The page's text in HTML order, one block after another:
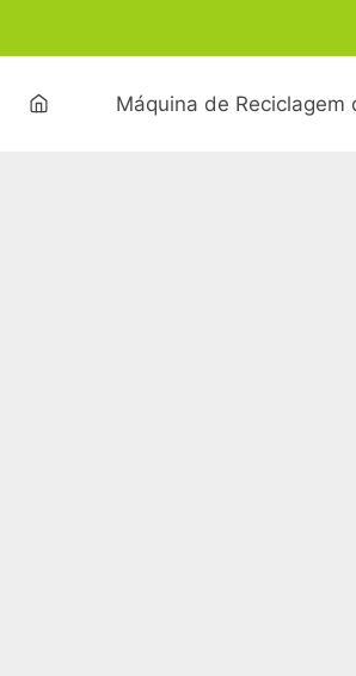
Máquina de Reciclagem